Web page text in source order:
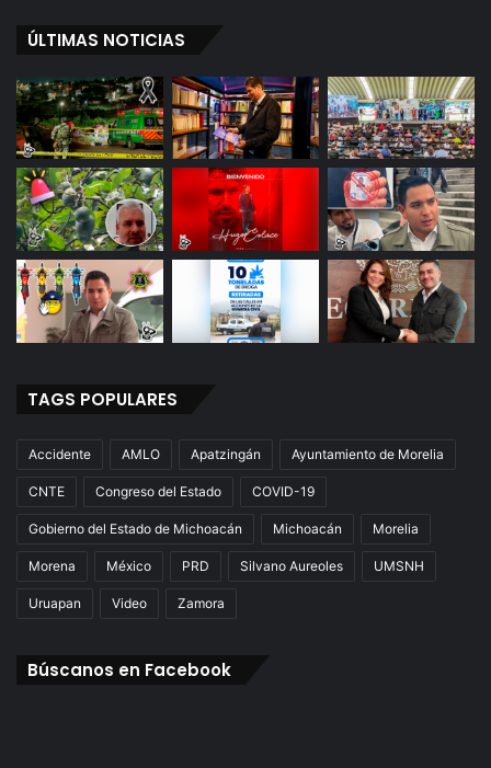
ÚLTIMAS NOTICIAS
TAGS POPULARES
Accidente AMLO Apatzingán Ayuntamiento de Morelia
CNTE Congreso del Estado COVID-19
Gobierno del Estado de Michoacán Michoacán Morelia
Morena México PRD Silvano Aureoles UMSNH
Uruapan Video Zamora
Búscanos en Facebook